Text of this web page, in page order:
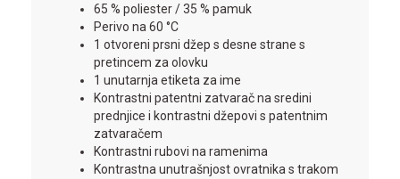
65 % poliester / 35 % pamuk
Perivo na 60 °C
1 otvoreni prsni džep s desne strane s
pretincem za olovku
1 unutarnja etiketa za ime
Kontrastni patentni zatvarač na sredini
prednjice i kontrastni džepovi s patentnim
zatvaračem
Kontrastni rubovi na ramenima
Kontrastna unutrašnjost ovratnika s trakom